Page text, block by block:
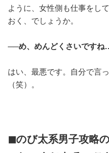
ように、女性側も仕事をし
おく、でしょうか。
──め、めんどくさいですね
はい、最悪です。自分で言
（笑）。
◼︎のび太系男子攻略